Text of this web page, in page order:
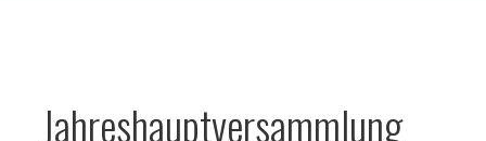
Jahreshauptversammlung